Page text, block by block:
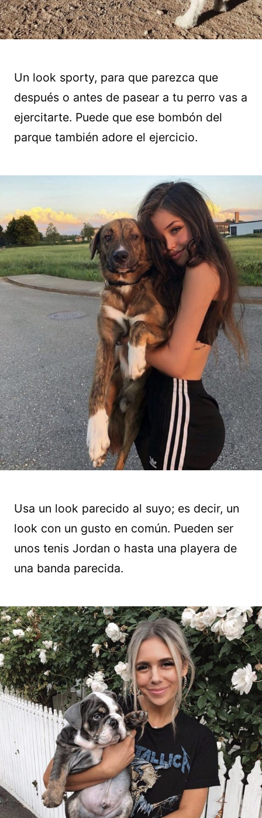
Un look sporty, para que parezca que
después o antes de pasear a tu perro vas a
ejercitarte. Puede que ese bombón del
parque también adore el ejercicio.
Usa un look parecido al suyo; es decir, un
look con un gusto en común. Pueden ser
unos tenis Jordan o hasta una playera de
una banda parecida.